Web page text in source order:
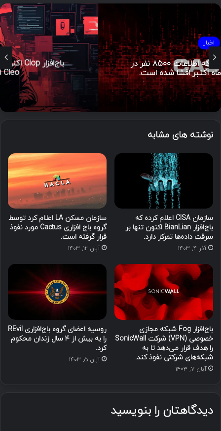
اخبار
باج‌افزار Clop اکنون از ۶۶ قربانی سرقت اطلاعات
Cleo اخاذی می‌کند.
نوشته های مشابه
سازمان CISA اعلام کرده که
باج‌افزار BianLian اکنون تنها بر
سرقت داده‌ها تمرکز دارد.
آذر ۴, ۱۴۰۳
سازمان مسکن LA اعلام کرد توسط
گروه باج افزاری Cactus مورد نفوذ
قرار گرفته است.
آبان ۱۲, ۱۴۰۳
باج‌افزار Fog شبکه مجازی
خصوصی (VPN) شرکت SonicWall
را هدف قرار می‌دهد تا به
شبکه‌های شرکتی نفوذ کند.
آبان ۷, ۱۴۰۳
روسیه اعضای گروه باج‌افزاری REvil
را به بیش از ۴ سال زندان محکوم
کرد.
آبان ۵, ۱۴۰۳
دیدگاهتان را بنویسید